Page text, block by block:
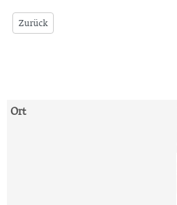
Zurück
Ort